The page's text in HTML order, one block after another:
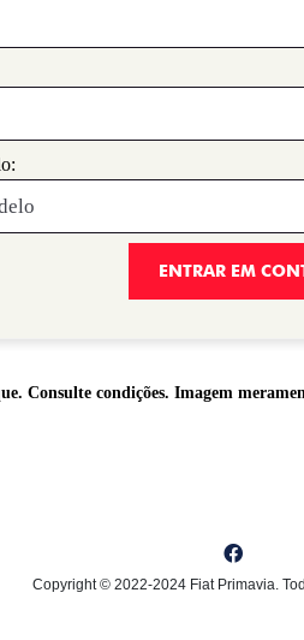
ENTRAR EM
Consulte condições. Imagem
Copyright © 2022-2024 Fiat Primavia.